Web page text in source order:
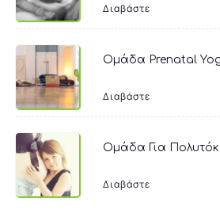
Διαβάστε
Ομάδα Prenatal
Διαβάστε
Ομάδα Για
Διαβάστε